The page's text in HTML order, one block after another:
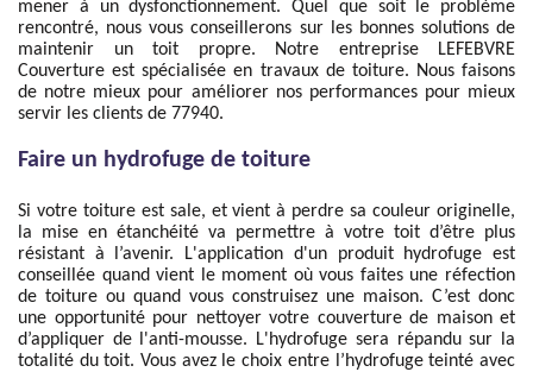
mener à un dysfonctionnement. Quel que soit le problème
rencontré, nous vous conseillerons sur les bonnes solutions de
maintenir un toit propre. Notre entreprise LEFEBVRE
Couverture est spécialisée en travaux de toiture. Nous faisons
de notre mieux pour améliorer nos performances pour mieux
servir les clients de 77940.
Faire un hydrofuge de toiture
Si votre toiture est sale, et vient à perdre sa couleur originelle,
la mise en étanchéité va permettre à votre toit d’être plus
résistant à l’avenir. L'application d'un produit hydrofuge est
conseillée quand vient le moment où vous faites une réfection
de toiture ou quand vous construisez une maison. C’est donc
une opportunité pour nettoyer votre couverture de maison et
d’appliquer de l'anti-mousse. L'hydrofuge sera répandu sur la
totalité du toit. Vous avez le choix entre l’hydrofuge teinté avec